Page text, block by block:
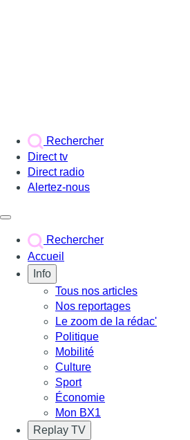
Rechercher
Direct tv
Direct radio
Alertez-nous
Rechercher
Accueil
Info
Tous nos articles
Nos reportages
Le zoom de la rédac'
Politique
Mobilité
Culture
Sport
Économie
Mon BX1
Replay TV